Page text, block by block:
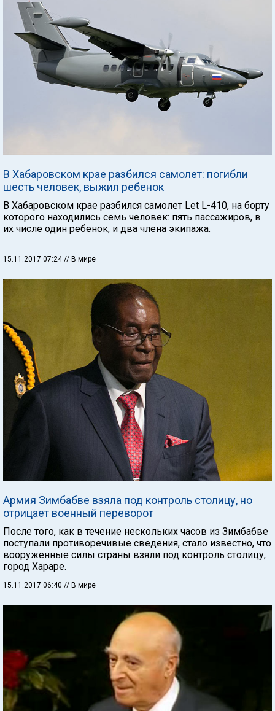
В Хабаровском крае разбился самолет: погибли
шесть человек, выжил ребенок
В Хабаровском крае разбился самолет Let L-410, на борту
которого находились семь человек: пять пассажиров, в
их числе один ребенок, и два члена экипажа.
15.11.2017 07:24// В мире
Армия Зимбабве взяла под контроль столицу, но
отрицает военный переворот
После того, как в течение нескольких часов из Зимбабве
поступали противоречивые сведения, стало известно, что
вооруженные силы страны взяли под контроль столицу,
город Хараре.
15.11.2017 06:40 // В мире